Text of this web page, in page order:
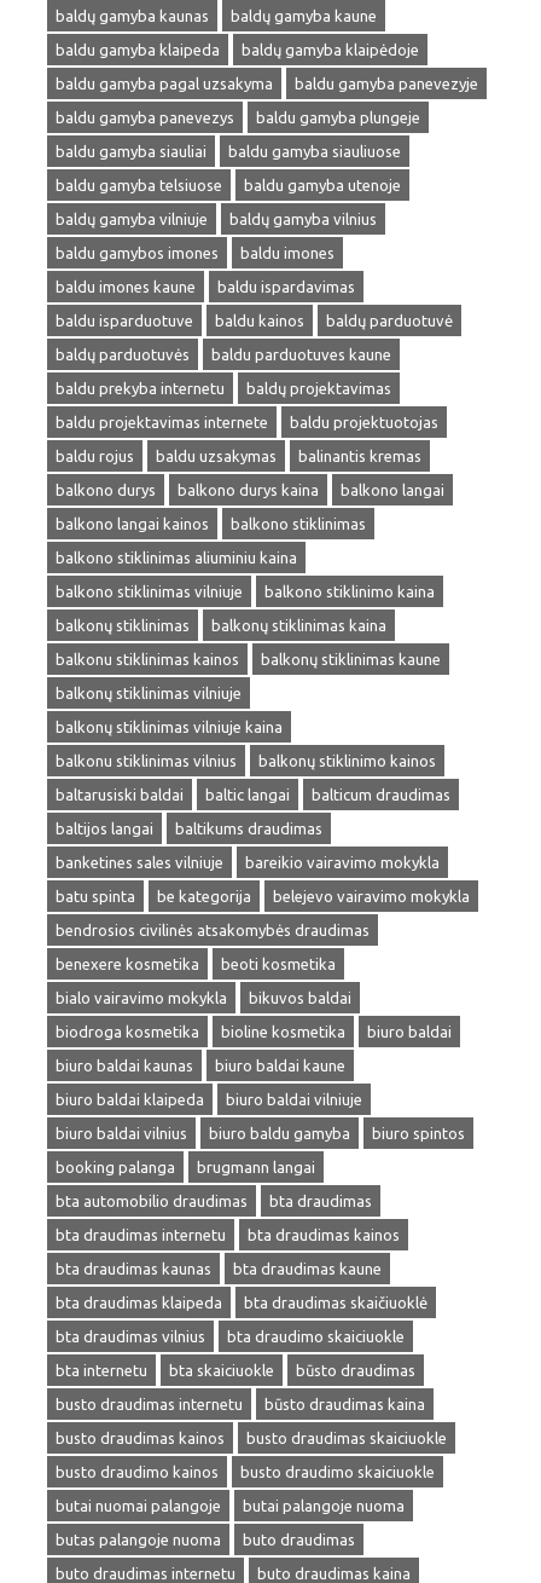
baldų gamyba kaunas
baldų gamyba kaune
baldu gamyba klaipeda
baldų gamyba klaipėdoje
baldu gamyba pagal uzsakyma
baldu gamyba panevezyje
baldu gamyba panevezys
baldu gamyba plungeje
baldu gamyba siauliai
baldu gamyba siauliuose
baldu gamyba telsiuose
baldu gamyba utenoje
baldų gamyba vilniuje
baldų gamyba vilnius
baldu gamybos imones
baldu imones
baldu imones kaune
baldu ispardavimas
baldu isparduotuve
baldu kainos
baldų parduotuvė
baldų parduotuvės
baldu parduotuves kaune
baldu prekyba internetu
baldų projektavimas
baldu projektavimas internete
baldu projektuotojas
baldu rojus
baldu uzsakymas
balinantis kremas
balkono durys
balkono durys kaina
balkono langai
balkono langai kainos
balkono stiklinimas
balkono stiklinimas aliuminiu kaina
balkono stiklinimas vilniuje
balkono stiklinimo kaina
balkonų stiklinimas
balkonų stiklinimas kaina
balkonu stiklinimas kainos
balkonų stiklinimas kaune
balkonų stiklinimas vilniuje
balkonų stiklinimas vilniuje kaina
balkonu stiklinimas vilnius
balkonų stiklinimo kainos
baltarusiski baldai
baltic langai
balticum draudimas
baltijos langai
baltikums draudimas
banketines sales vilniuje
bareikio vairavimo mokykla
batu spinta
be kategorija
belejevo vairavimo mokykla
bendrosios civilinės atsakomybės draudimas
benexere kosmetika
beoti kosmetika
bialo vairavimo mokykla
bikuvos baldai
biodroga kosmetika
bioline kosmetika
biuro baldai
biuro baldai kaunas
biuro baldai kaune
biuro baldai klaipeda
biuro baldai vilniuje
biuro baldai vilnius
biuro baldu gamyba
biuro spintos
booking palanga
brugmann langai
bta automobilio draudimas
bta draudimas
bta draudimas internetu
bta draudimas kainos
bta draudimas kaunas
bta draudimas kaune
bta draudimas klaipeda
bta draudimas skaičiuoklė
bta draudimas vilnius
bta draudimo skaiciuokle
bta internetu
bta skaiciuokle
būsto draudimas
busto draudimas internetu
būsto draudimas kaina
busto draudimas kainos
busto draudimas skaiciuokle
busto draudimo kainos
busto draudimo skaiciuokle
butai nuomai palangoje
butai palangoje nuoma
butas palangoje nuoma
buto draudimas
buto draudimas internetu
buto draudimas kaina